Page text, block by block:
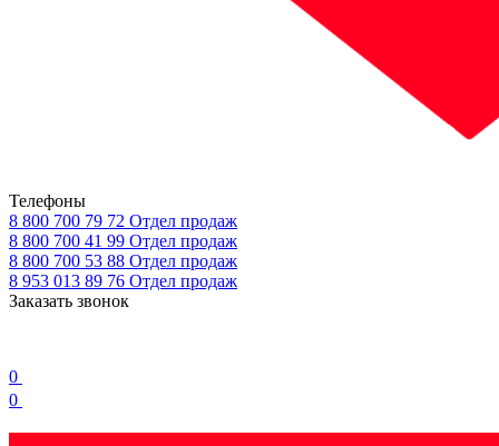
Телефоны
8 800 700 79 72 Отдел продаж
8 800 700 41 99 Отдел продаж
8 800 700 53 88 Отдел продаж
8 953 013 89 76 Отдел продаж
Заказать звонок
0
0